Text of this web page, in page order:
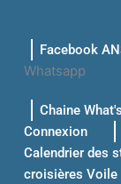
contenuFacebook
Whatsapp
Chaine
Connexion
Calendrier des
croisières Voile